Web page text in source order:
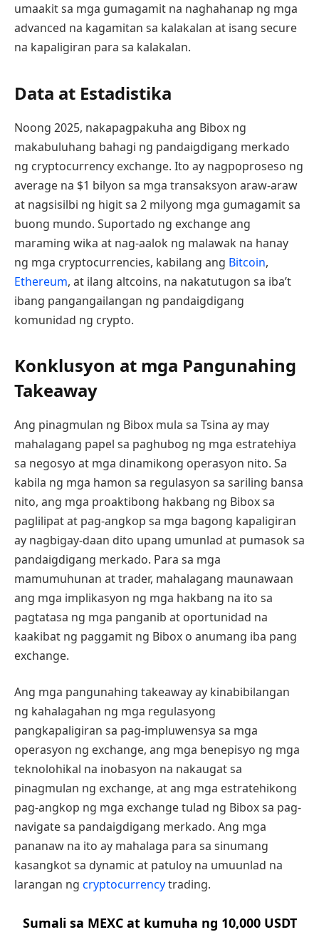
umaakit sa mga gumagamit na naghahanap ng mga
advanced na kagamitan sa kalakalan at isang secure
na kapaligiran para sa kalakalan.
Data at Estadistika
Noong 2025, nakapagpakuha ang Bibox ng
makabuluhang bahagi ng pandaigdigang merkado
ng cryptocurrency exchange. Ito ay nagpoproseso ng
average na $1 bilyon sa mga transaksyon araw-araw
at nagsisilbi ng higit sa 2 milyong mga gumagamit sa
buong mundo. Suportado ng exchange ang
maraming wika at nag-aalok ng malawak na hanay
ng mga cryptocurrencies, kabilang ang Bitcoin,
Ethereum, at ilang altcoins, na nakatutugon sa iba’t
ibang pangangailangan ng pandaigdigang
komunidad ng crypto.
Konklusyon at mga Pangunahing
Takeaway
Ang pinagmulan ng Bibox mula sa Tsina ay may
mahalagang papel sa paghubog ng mga estratehiya
sa negosyo at mga dinamikong operasyon nito. Sa
kabila ng mga hamon sa regulasyon sa sariling bansa
nito, ang mga proaktibong hakbang ng Bibox sa
paglilipat at pag-angkop sa mga bagong kapaligiran
ay nagbigay-daan dito upang umunlad at pumasok sa
pandaigdigang merkado. Para sa mga
mamumuhunan at trader, mahalagang maunawaan
ang mga implikasyon ng mga hakbang na ito sa
pagtatasa ng mga panganib at oportunidad na
kaakibat ng paggamit ng Bibox o anumang iba pang
exchange.
Ang mga pangunahing takeaway ay kinabibilangan
ng kahalagahan ng mga regulasyong
pangkapaligiran sa pag-impluwensya sa mga
operasyon ng exchange, ang mga benepisyo ng mga
teknolohikal na inobasyon na nakaugat sa
pinagmulan ng exchange, at ang mga estratehikong
pag-angkop ng mga exchange tulad ng Bibox sa pag-
navigate sa pandaigdigang merkado. Ang mga
pananaw na ito ay mahalaga para sa sinumang
kasangkot sa dynamic at patuloy na umuunlad na
larangan ng cryptocurrencytrading.
Sumali sa MEXC at kumuha ng 10,000 USDT